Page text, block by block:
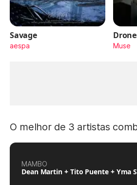
Savage
aespa Muse
O melhor de 3 artistas
MAMBO
Dean Martin + Tito Puente + Yma